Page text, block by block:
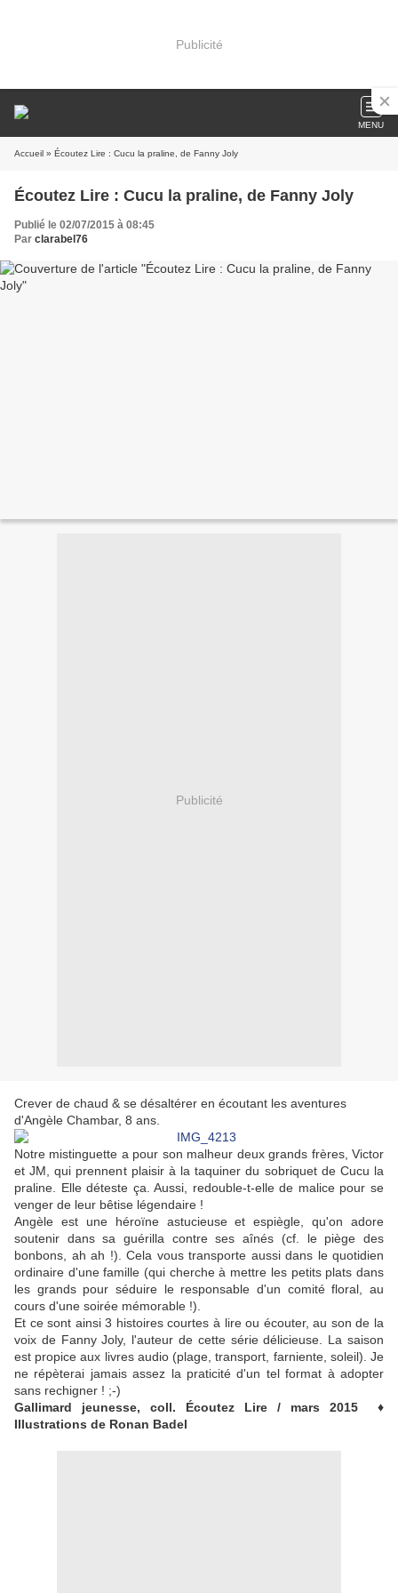
Publicité
MENU
Accueil » Écoutez Lire : Cucu la praline, de Fanny Joly
Écoutez Lire : Cucu la praline, de Fanny Joly
Publié le 02/07/2015 à 08:45
Par clarabel76
Publicité
Crever de chaud & se désaltérer en écoutant les aventures
d'Angèle Chambar, 8 ans.
Notre mistinguette a pour son malheur deux grands frères, Victor
et JM, qui prennent plaisir à la taquiner du sobriquet de Cucu la
praline. Elle déteste ça. Aussi, redouble-t-elle de malice pour se
venger de leur bêtise légendaire !
Angèle est une héroïne astucieuse et espiègle, qu'on adore
soutenir dans sa guérilla contre ses aînés (cf. le piège des
bonbons, ah ah !). Cela vous transporte aussi dans le quotidien
ordinaire d'une famille (qui cherche à mettre les petits plats dans
les grands pour séduire le responsable d'un comité floral, au
cours d'une soirée mémorable !).
Et ce sont ainsi 3 histoires courtes à lire ou écouter, au son de la
voix de Fanny Joly, l'auteur de cette série délicieuse. La saison
est propice aux livres audio (plage, transport, farniente, soleil). Je
ne répèterai jamais assez la praticité d'un tel format à adopter
sans rechigner ! ;-)
Gallimard jeunesse, coll. Écoutez Lire / mars 2015 ♦
Illustrations de Ronan Badel